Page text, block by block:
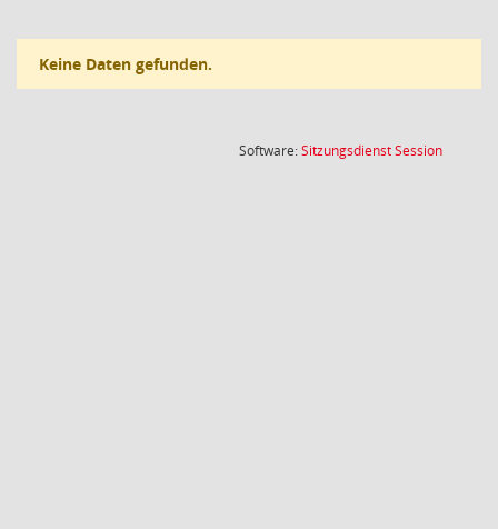
Keine Daten gefunden.
Software:SitzungsdienstSession(Wird in